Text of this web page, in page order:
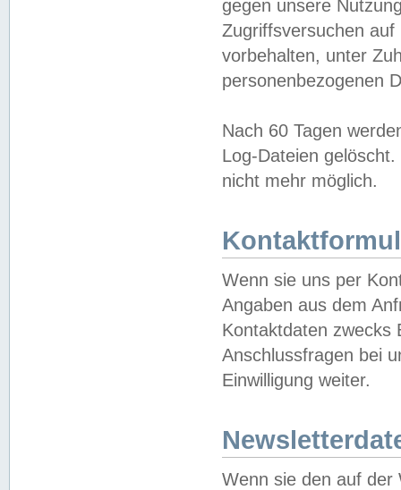
gegen unsere
Zugriffsversuchen
vorbehalten, unter
personenbezogenen
Nach 60 Tagen
Log-Dateien
nicht mehr möglich.
Wenn sie uns per
Angaben aus dem
Kontaktdaten zwecks
Anschlussfragen bei
Einwilligung weiter.
Wenn sie den auf der